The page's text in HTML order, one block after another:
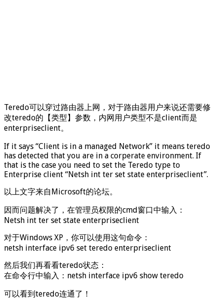
Teredo可以穿过路由器上网，对于路由器用户来说还需要修
改teredo的【类型】参数，内网用户类型不是client而是
enterpriseclient。
If it says “Client is in a managed Network” it means teredo
has detected that you are in a corperate environment. If
that is the case you need to set the Teredo type to
Enterprise client “Netsh int ter set state enterpriseclient”.
以上文字来自Microsoft的论坛。
因而问题解决了，在管理员权限的cmd窗口中输入：
Netsh int ter set state enterpriseclient
对于Windows XP，你可以使用这句命令：
netsh interface ipv6 set teredo enterpriseclient
然后我们再看看teredo状态：
在命令行中输入：netsh interface ipv6 show teredo
可以看到teredo连通了！